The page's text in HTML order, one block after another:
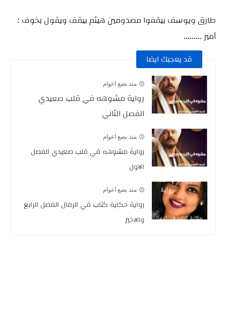
طارق ويوسف بيقفوا مصدومين هيثم بيقف ويقول بخوف :
أمير .........
قد يعجبك ايضا
منذ بضع اعوام
رواية مشوهه في قلب صعيدي
الفصل الثاني
منذ بضع اعوام
رواية مشوهه في قلب صعيدي الفصل
الاول
منذ بضع اعوام
رواية حكاية كتاب في الرمال الفصل الرابع
والاخير